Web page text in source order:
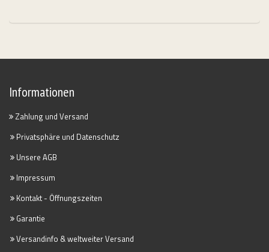
Informationen
Zahlung und Versand
Privatsphäre und Datenschutz
Unsere AGB
Impressum
Kontakt - Öffnungszeiten
Garantie
Versandinfo & weltweiter Versand